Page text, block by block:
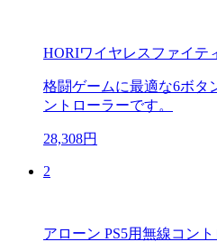
HORIワイヤレスファイテ
格闘ゲームに最適な6ボタ
ントローラーです。
28,308円
2
アローン PS5用無線コン